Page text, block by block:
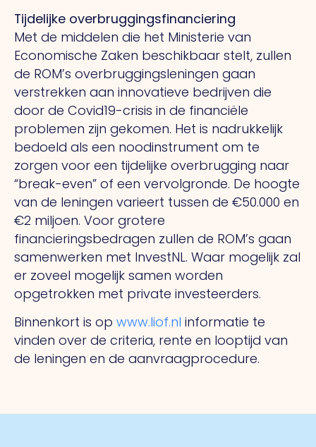
Tijdelijke overbruggingsfinanciering
Met de middelen die het Ministerie van
Economische Zaken beschikbaar stelt, zullen
de ROM’s overbruggingsleningen gaan
verstrekken aan innovatieve bedrijven die
door de Covid19-crisis in de financiële
problemen zijn gekomen. Het is nadrukkelijk
bedoeld als een noodinstrument om te
zorgen voor een tijdelijke overbrugging naar
“break-even” of een vervolgronde. De hoogte
van de leningen varieert tussen de €50.000 en
€2 miljoen. Voor grotere
financieringsbedragen zullen de ROM’s gaan
samenwerken met InvestNL. Waar mogelijk zal
er zoveel mogelijk samen worden
opgetrokken met private investeerders.
Binnenkort is op www.liof.nl informatie te
vinden over de criteria, rente en looptijd van
de leningen en de aanvraagprocedure.